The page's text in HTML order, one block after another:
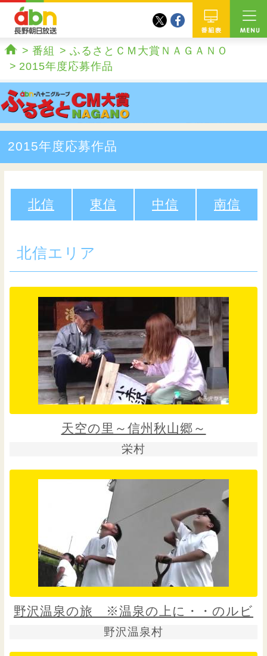
twitterfacebook
ホーム
番組
ふるさとＣＭ大賞ＮＡＧＡＮＯ
2015年度応募作品
2015年度応募作品
北信 東信 中信 南信
北信エリア
天空の里～信州秋山郷～
栄村
野沢温泉の旅 ※温泉の上に・・のルビ
野沢温泉村